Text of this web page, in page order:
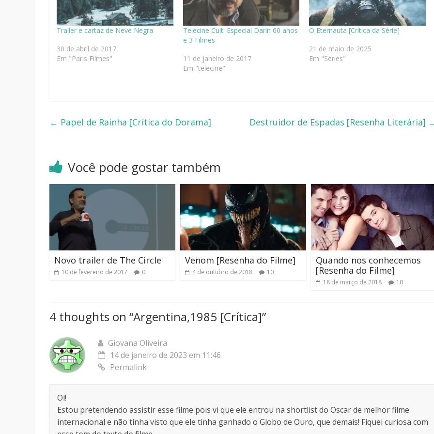
Trailer e cartaz de Neve Negra
30 de abril de 2017
Em "Paris Filmes"
Telecine Cult: Especial Darín 60 anos
e 3 Filmes
11 de janeiro de 2017
Em "telecine"
O Eternauta [Crítica da Série]
21 de maio de 2025
Em "Séries"
← Papel de Rainha [Crítica do Dorama] Destruidor de Espadas [Resenha Literária]
Você pode gostar também
Novo trailer de The Circle
10 de fevereiro de 2017 0
Venom [Resenha do Filme]
4 de outubro de 2018 10
Quando nos conhecemos
[Resenha do Filme]
18 de março de 2018 10
4 thoughts on “Argentina,1985 [Crítica]”
Giovana Oliveira
14 de janeiro de 2023 em 11:46
Permalink
Oi!
Estou pretendendo assistir esse filme pois vi que ele entrou na shortlist do Oscar de melhor filme
internacional e não tinha visto que ele tinha ganhado o Globo de Ouro, que demais! Fiquei curiosa com